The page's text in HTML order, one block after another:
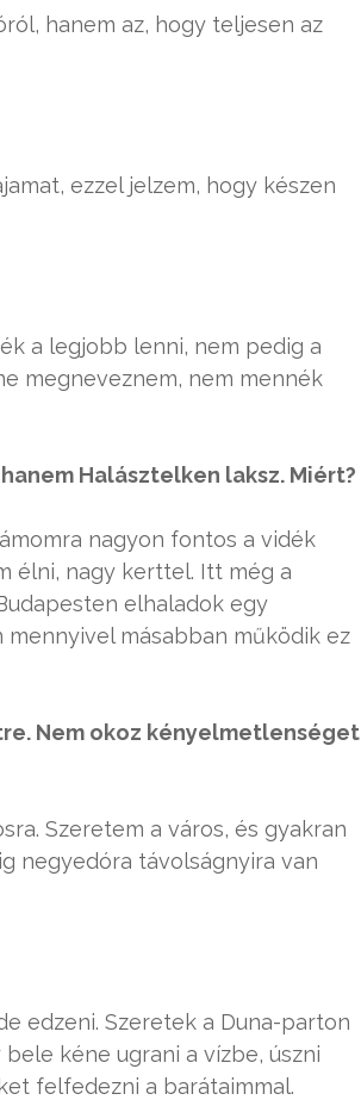
hanem az, hogy teljesen az
ezzel jelzem, hogy készen
a legjobb lenni, nem pedig a
megneveznem, nem mennék
Halásztelken laksz. Miért?
nagyon fontos a vidék
élni, nagy kerttel. Itt még a
elhaladok egy
másabban működik ez
Nem okoz kényelmetlenséget
Szeretem a város, és gyakran
negyedóra távolságnyira van
edzeni. Szeretek a Duna-parton
kéne ugrani a vízbe, úszni
felfedezni a barátaimmal.